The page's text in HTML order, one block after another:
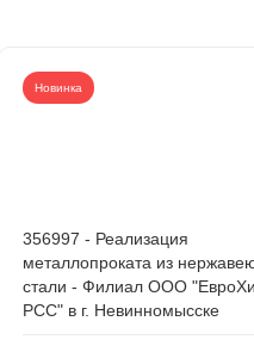
Новинка
356997 - Реализация
металлопроката из
стали - Филиал ООО
РСС" в г. Невинномысске